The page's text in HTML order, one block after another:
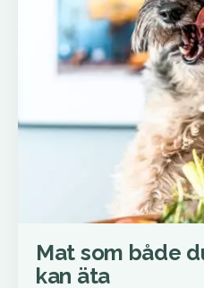
Mat som både
kan äta